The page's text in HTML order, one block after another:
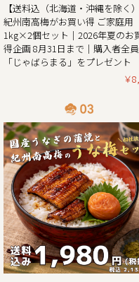
の4月に降った雹（ひょう
作となり梅の収量は例年
た。そんな中でも天災に
へお届けしたい、そんな
2025/05/13
生クリームぱんだ感謝還
セットを大特価販売中!!
皆さまに親しまれた和歌
国に返還となります。
「今までありがとう」の
ぱんだ感謝還元セールを開
生クリームぱんだ21個セ
逃しなく。
2025/02/01
【送料込（北海道・沖縄を除く）
紀州南高梅がお買い得 ご家庭用
1kg×2個セット｜2026年夏のお
得企画 8月31日まで｜購入者全
「じゃばらまる」をプレゼント
￥